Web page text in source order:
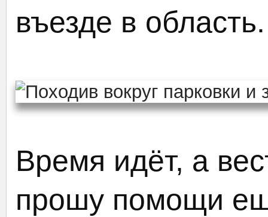
въезде в область.
Время идёт, а
прошу помощи